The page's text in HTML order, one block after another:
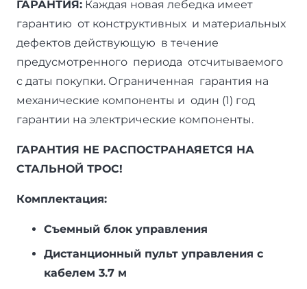
ГАРАНТИЯ: Каждая новая лебедка имеет
гарантию от конструктивных и материальных
дефектов действующую в течение
предусмотренного периода отсчитываемого
с даты покупки. Ограниченная гарантия на
механические компоненты и один (1) год
гарантии на электрические компоненты.
ГАРАНТИЯ НЕ РАСПОСТРАНАЯЕТСЯ НА
СТАЛЬНОЙ ТРОС!
Комплектация:
Съемный блок управления
Дистанционный пульт управления с
кабелем 3.7 м